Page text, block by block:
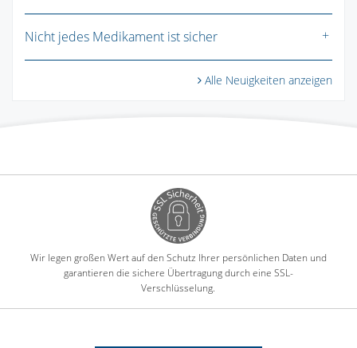
Nicht jedes Medikament ist sicher
Alle Neuigkeiten anzeigen
Wir legen großen Wert auf den Schutz Ihrer persönlichen Daten und
garantieren die sichere Übertragung durch eine SSL-
Verschlüsselung.